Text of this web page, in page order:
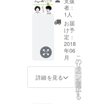
市内予
定）
す。 宮
崎オ
フィス
の入口
に貼っ
てある
イラス
トの手
ぬぐい
をお送
過去プ
ロジェ
クトの
紹介、
そして
「今」
追跡取
材した
冊子に
クレ
ジット
を入れ
者：
1人
お届
け予
定：
2018
年06
月
詳細を見る
こ
の
リ
タ
ー
ン
を
選
択
す
る